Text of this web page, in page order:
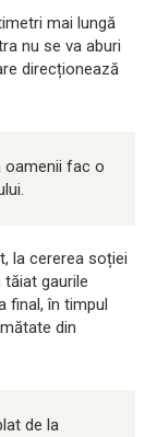
mai lungă
nu se va aburi
direcționează
oamenii fac o
la cererea soției
gaurile
final, în timpul
din
de la